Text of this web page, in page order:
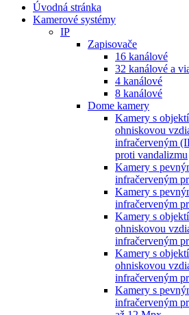
Úvodná stránka
Kamerové systémy
IP
Zapisovače
16 kanálové
32 kanálové a
4 kanálové
8 kanálové
Dome kamery
Kamery s
ohniskovou
infračerveným
proti vandalizmu
Kamery s
infračerveným
Kamery s
infračerveným
Kamery s
ohniskovou
infračerveným
Kamery s
ohniskovou
infračerveným
Kamery s
infračerveným